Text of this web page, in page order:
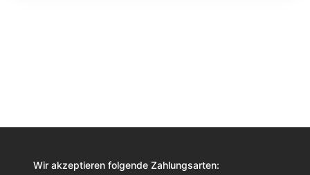
Wir akzeptieren folgende Zahlungsarten: